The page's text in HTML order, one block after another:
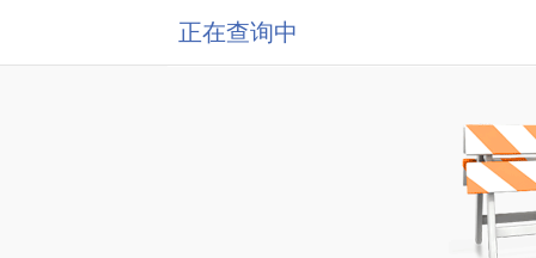
正在查询中